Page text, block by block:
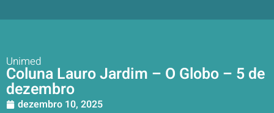
Unimed
Coluna Lauro Jardim – O Globo – 5 de
dezembro
dezembro 10, 2025